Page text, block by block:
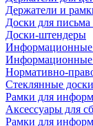
Держатели и
Доски для
Доски-штендеры
Информационные
Информационные
Нормативно-
Стеклянные доски
Рамки для
Аксессуары для
Рамки для